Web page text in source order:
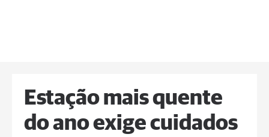
Estação mais quente
do ano exige cuidados